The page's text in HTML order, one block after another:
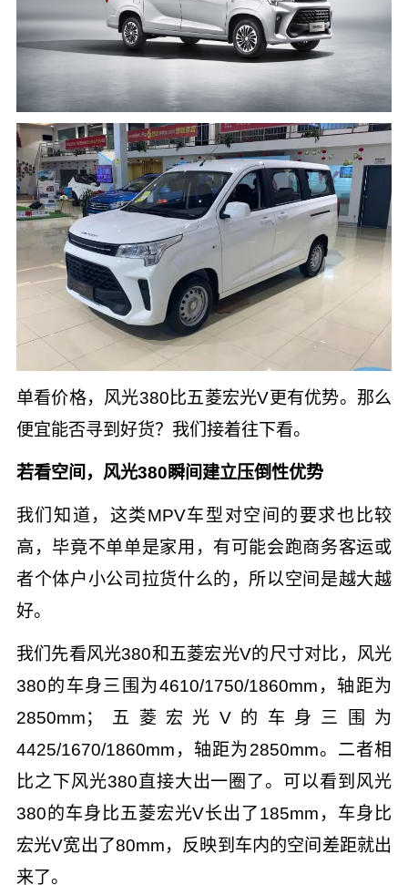
单看价格，风光380比五菱宏光V更有优势。那么
便宜能否寻到好货？我们接着往下看。
若看空间，风光380瞬间建立压倒性优势
我们知道，这类MPV车型对空间的要求也比较
高，毕竟不单单是家用，有可能会跑商务客运或
者个体户小公司拉货什么的，所以空间是越大越
好。
我们先看风光380和五菱宏光V的尺寸对比，风光
380的车身三围为4610/1750/1860mm，轴距为
2850mm；五菱宏光V的车身三围为
4425/1670/1860mm，轴距为2850mm。二者相
比之下风光380直接大出一圈了。可以看到风光
380的车身比五菱宏光V长出了185mm，车身比
宏光V宽出了80mm，反映到车内的空间差距就出
来了。